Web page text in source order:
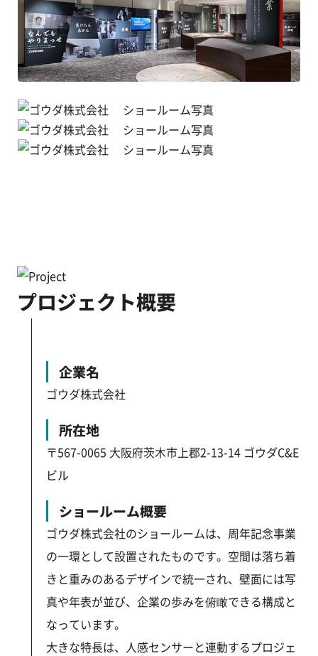
プロジェクト概要
企業名
ゴウダ株式会社
所在地
〒567-0065 大阪府茨木市上郡2-13-14 ゴウダC&E
ビル
ショールーム概要
ゴウダ株式会社のショールームは、周年記念事業
の一環として設置されたものです。空間は落ち着
きと重みのあるデザインで統一され、壁面には写
真や年表が並び、企業の歩みを俯瞰できる構成と
なっています。
大きな特長は、人感センサーと連動するプロジェ